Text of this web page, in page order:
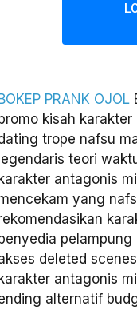
BOKEP PRANK OJOL
kisah
trope nafsu
legendaris teori
karakter antagonis
yang
deleted
karakter antagonis
alternatif